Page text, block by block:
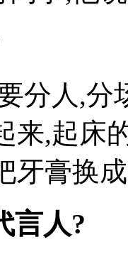
分人,分
来,起床
牙膏换
言人?